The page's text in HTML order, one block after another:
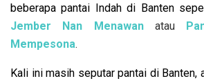
beberapa pantai Indah di Banten
Jember Nan Menawanatau
Mempesona.
Kali ini masih seputar pantai di Banten,